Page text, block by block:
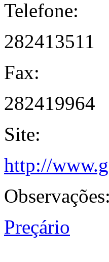
Telefone:
282413511
Fax:
282419964
Site:
http://
Observações:
Preçário